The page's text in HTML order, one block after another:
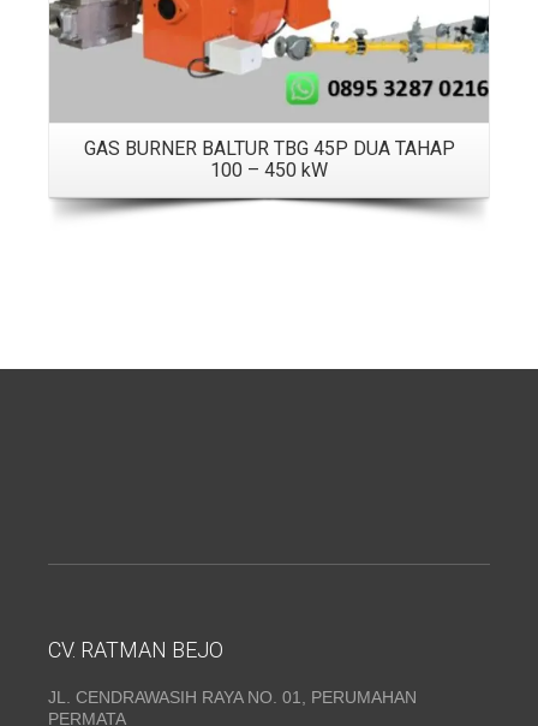
GAS BURNER BALTUR TBG 45P DUA TAHAP
100 – 450 kW
CV. RATMAN BEJO
JL. CENDRAWASIH RAYA NO. 01, PERUMAHAN
PERMATA